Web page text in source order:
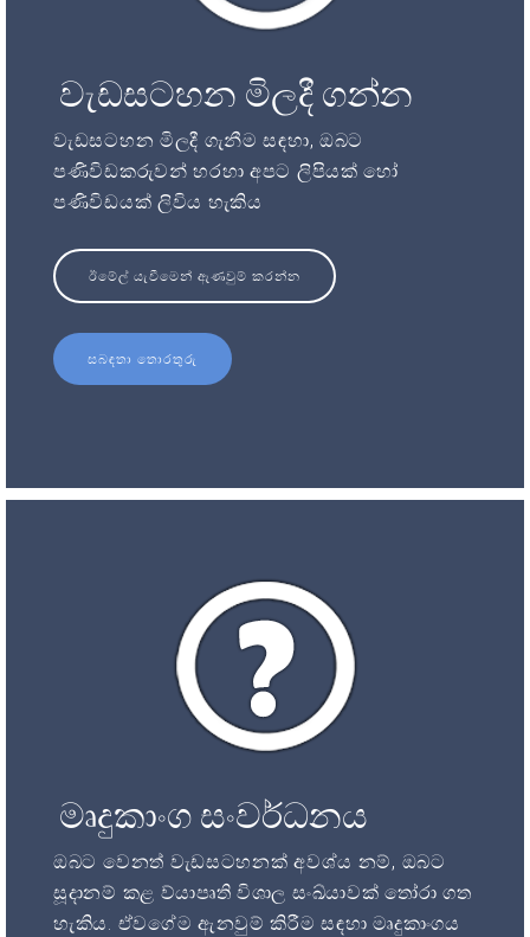
වැඩසටහන මිලදී ගන්න
වැඩසටහන මිලදී ගැනීම සඳහා, ඔබට
පණිවිඩකරුවන් හරහා අපට ලිපියක් හෝ
පණිවිඩයක් ලිවිය හැකිය
ඊමේල් යැවීමෙන් ඇණවුම් කරන්න
සබඳතා තොරතුරු
මෘදුකාංග සංවර්ධනය
ඔබට වෙනත් වැඩසටහනක් අවශ්ය නම්, ඔබට
සූදානම් කළ ව්යාපෘති විශාල සංඛ්යාවක් තෝරා ගත
හැකිය. ඒවගේම ඇනවුම් කිරීම සඳහා මෘදුකාංගය